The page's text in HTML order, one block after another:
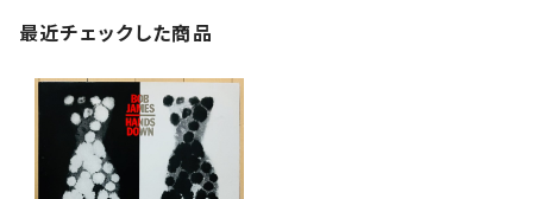
最近チェックした商品